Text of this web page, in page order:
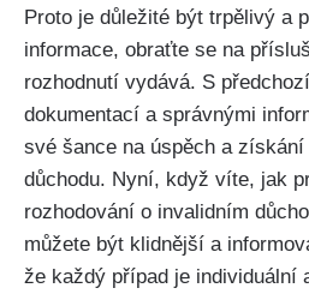
Proto je důležité být trpělivý a
informace, obraťte se na
rozhodnutí vydává. S
dokumentací a správnými
své šance na úspěch a
důchodu. Nyní, když víte, jak
rozhodování o invalidním
můžete být klidnější a
že každý případ je individuální